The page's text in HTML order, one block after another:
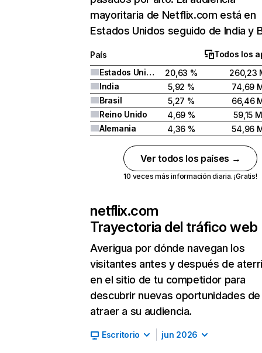
mayoritaria de Netflix.com está en
Estados Unidos seguido de India y
País
Todos los
Estados Unidos
20,63 %
260,23
India
5,92 %
74,69
Brasil
5,27 %
66,46
Reino Unido
4,69 %
59,15 M
Alemania
4,36 % 54,96
Ver todos los países →
10 veces más información diaria. ¡Gratis!
netflix.com
Trayectoria del tráfico web
Averigua por dónde navegan los
visitantes antes y después de
en el sitio de tu competidor para
descubrir nuevas oportunidades de
atraer a su audiencia.
Escritorio jun 2026